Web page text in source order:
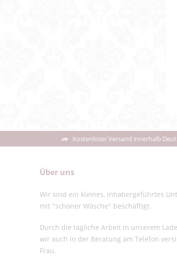
Kostenloser Versand innerhalb
Über uns
Wir sind ein kleines, inhabergeführtes
mit "schöner Wäsche" beschäftigt.
Durch die tägliche Arbeit in unserem
wir auch in der Beratung am Telefon
Frau.